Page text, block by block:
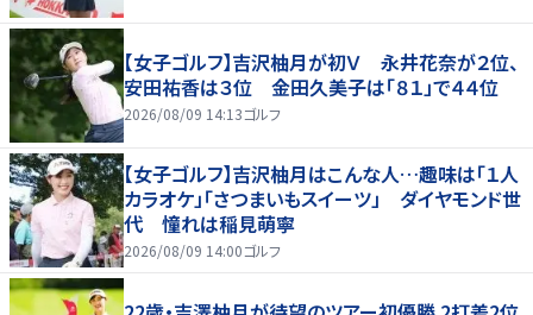
【女子ゴルフ】吉沢柚月が初Ｖ 永井花奈が２位、
安田祐香は３位 金田久美子は「８１」で４４位
2026/08/09 14:13ゴルフ
【女子ゴルフ】吉沢柚月はこんな人…趣味は「１人
カラオケ」「さつまいもスイーツ」 ダイヤモンド世
代 憧れは稲見萌寧
2026/08/09 14:00ゴルフ